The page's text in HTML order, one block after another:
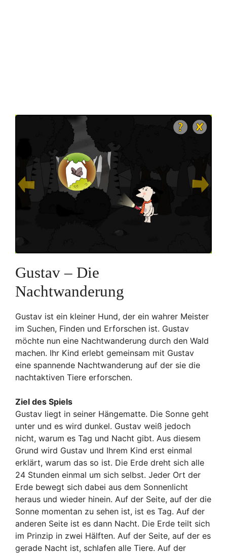
Gustav – Die
Nachtwanderung
Gustav ist ein kleiner Hund, der ein wahrer Meister
im Suchen, Finden und Erforschen ist. Gustav
möchte nun eine Nachtwanderung durch den Wald
machen. Ihr Kind erlebt gemeinsam mit Gustav
eine spannende Nachtwanderung auf der sie die
nachtaktiven Tiere erforschen.
Ziel des Spiels
Gustav liegt in seiner Hängematte. Die Sonne geht
unter und es wird dunkel. Gustav weiß jedoch
nicht, warum es Tag und Nacht gibt. Aus diesem
Grund wird Gustav und Ihrem Kind erst einmal
erklärt, warum das so ist. Die Erde dreht sich alle
24 Stunden einmal um sich selbst. Jeder Ort der
Erde bewegt sich dabei aus dem Sonnenlicht
heraus und wieder hinein. Auf der Seite, auf der die
Sonne momentan zu sehen ist, ist es Tag. Auf der
anderen Seite ist es dann Nacht. Die Erde teilt sich
im Prinzip in zwei Hälften. Auf der Seite, auf der es
gerade Nacht ist, schlafen alle Tiere. Auf der